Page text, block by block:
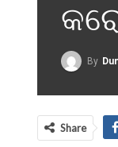
By
Share